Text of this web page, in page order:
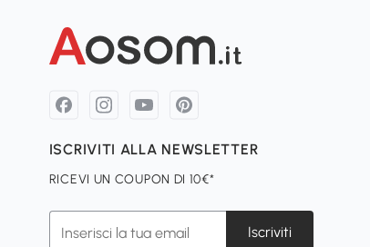
ISCRIVITI ALLA NEWSLETTER
RICEVI UN COUPON DI 10€*
Iscriviti